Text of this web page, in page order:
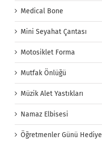
Medical Bone
Mini Seyahat Çantası
Motosiklet Forma
Mutfak Önlüğü
Müzik Alet Yastıkları
Namaz Elbisesi
Öğretmenler Günü Hediye